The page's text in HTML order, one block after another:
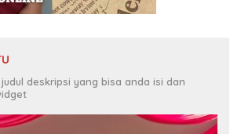
deskripsi yang bisa anda isi dan